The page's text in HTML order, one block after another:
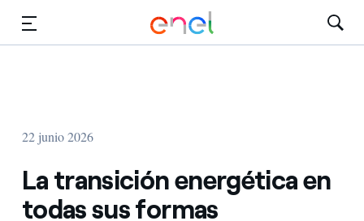
22 junio 2026
La transición energética en
todas sus formas